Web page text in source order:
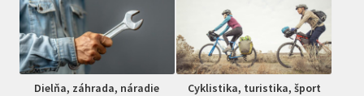
Dielňa, záhrada, náradie Cyklistika, turistika, šport